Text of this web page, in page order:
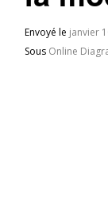
Envoyé le janvier
Sous Online